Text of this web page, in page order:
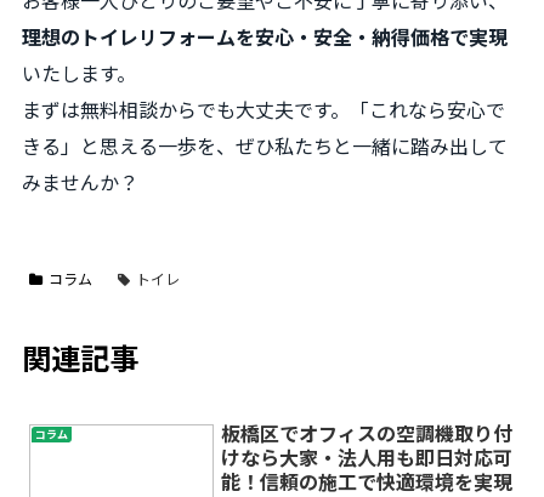
理想のトイレリフォームを安心・安全・納得価格で実現
いたします。
まずは無料相談からでも大丈夫です。「これなら安心で
きる」と思える一歩を、ぜひ私たちと一緒に踏み出して
みませんか？
コラム トイレ
関連記事
コラム
板橋区でオフィスの空調機取り付
けなら大家・法人用も即日対応可
能！信頼の施工で快適環境を実現